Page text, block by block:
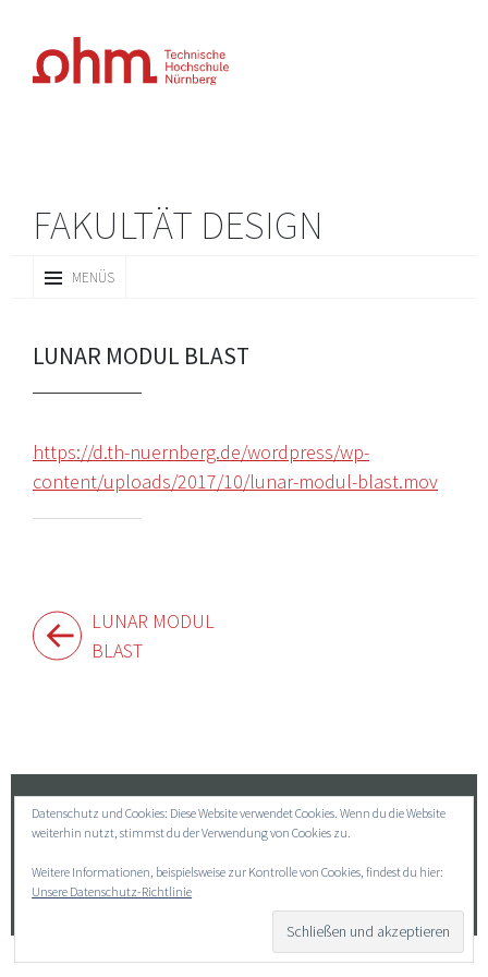
FAKULTÄT DESIGN
MENÜS
INHALT
LUNAR MODUL BLAST
https://d.th-nuernberg.de/wordpress/wp-
content/uploads/2017/10/lunar-modul-blast.mov
Beitragsnavigation
LUNAR MODUL
BLAST
Suchen
→ Impressum → Datenschutz
Datenschutz und Cookies: Diese Website verwendet Cookies. Wenn du die Website
weiterhin nutzt, stimmst du der Verwendung von Cookies zu.
Weitere Informationen, beispielsweise zur Kontrolle von Cookies, findest du hier:
Unsere Datenschutz-Richtlinie